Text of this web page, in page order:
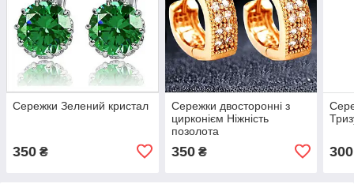
Сережки Зелений кристал
350 ₴
Сережки двосторонні з
цирконієм Ніжність
позолота
350₴ 300